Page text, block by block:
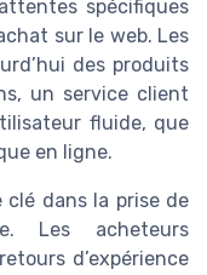
spécifiques
sur le web. Les
des produits
un service client
fluide, que
en ligne.
dans la prise de
Les acheteurs
d’expérience